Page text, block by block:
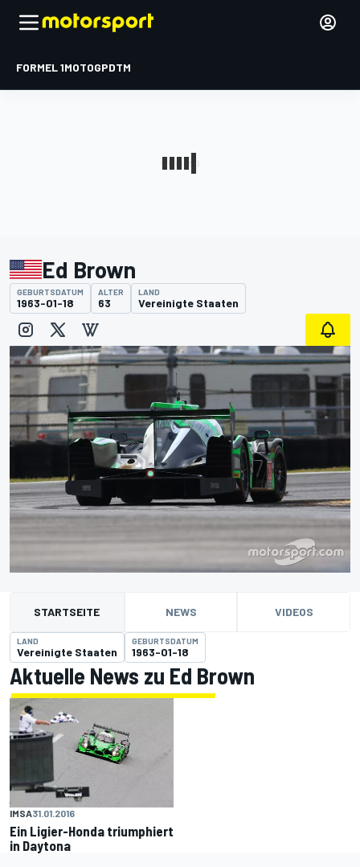
FORMEL 1MOTOGPDTM
Ed Brown
GEBURTSDATUM
1963-01-18
ALTER
63
LAND
Vereinigte Staaten
STARTSEITE NEWS VIDEOS
LAND
Vereinigte Staaten
GEBURTSDATUM
1963-01-18
Aktuelle News zu Ed Brown
IMSA31.01.2016
Ein Ligier-Honda triumphiert
in Daytona